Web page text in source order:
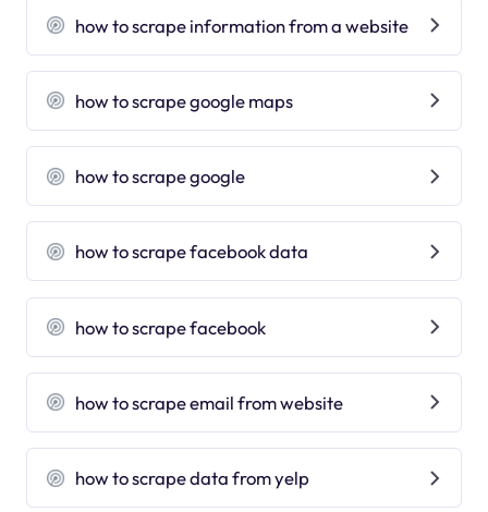
how to scrape information from a website
how to scrape google maps
how to scrape google
how to scrape facebook data
how to scrape facebook
how to scrape email from website
how to scrape data from yelp